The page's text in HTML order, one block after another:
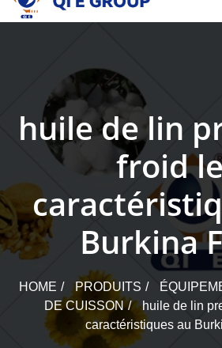
content
huile de lin
froid
Burkina
HOME PRODUITS
DE CUISSON
huile de lin
caractéristiques au